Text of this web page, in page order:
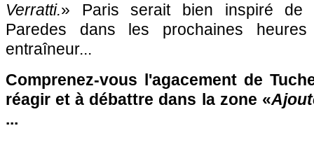
Verratti.» Paris serait bien inspiré de
Paredes dans les prochaines
entraîneur...
Comprenez-vous l'agacement de
réagir et à débattre dans la zone «
...